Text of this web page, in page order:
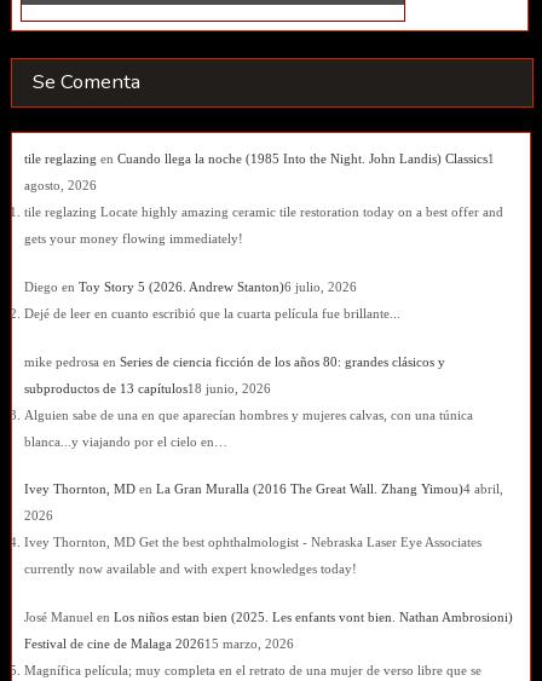
Se Comenta
tile reglazing en Cuando llega la noche (1985 Into the Night. John Landis) Classics1
agosto, 2026
tile reglazing Locate highly amazing ceramic tile restoration today on a best offer and
gets your money flowing immediately!
Diego en Toy Story 5 (2026. Andrew Stanton)6 julio, 2026
Dejé de leer en cuanto escribió que la cuarta película fue brillante...
mike pedrosa en Series de ciencia ficción de los años 80: grandes clásicos y
subproductos de 13 capítulos18 junio, 2026
Alguien sabe de una en que aparecían hombres y mujeres calvas, con una túnica
blanca...y viajando por el cielo en…
Ivey Thornton, MDen La Gran Muralla (2016 The Great Wall. Zhang Yimou)4 abril,
2026
Ivey Thornton, MD Get the best ophthalmologist - Nebraska Laser Eye Associates
currently now available and with expert knowledges today!
José Manuel en Los niños estan bien (2025. Les enfants vont bien. Nathan Ambrosioni)
Festival de cine de Malaga 202615 marzo, 2026
Magnífica película; muy completa en el retrato de una mujer de verso libre que se